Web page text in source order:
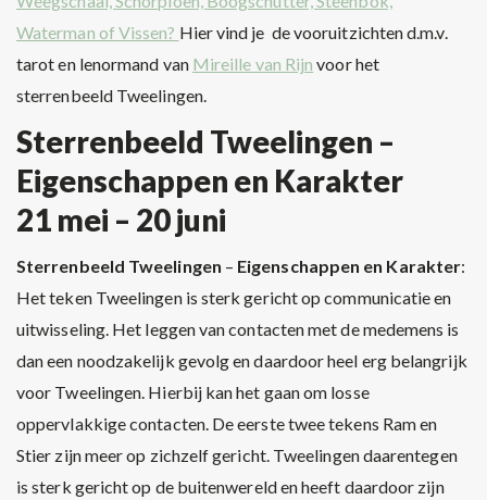
Waterman of Vissen? Hier vind je de vooruitzichten d.m.v.
tarot en lenormand van Mireille van Rijn voor het
sterrenbeeld Tweelingen.
Sterrenbeeld Tweelingen –
Eigenschappen en Karakter
21 mei – 20 juni
Sterrenbeeld Tweelingen – Eigenschappen en Karakter:
Het teken Tweelingen is sterk gericht op communicatie en
uitwisseling. Het leggen van contacten met de medemens is
dan een noodzakelijk gevolg en daardoor heel erg belangrijk
voor Tweelingen. Hierbij kan het gaan om losse
oppervlakkige contacten. De eerste twee tekens Ram en
Stier zijn meer op zichzelf gericht. Tweelingen daarentegen
is sterk gericht op de buitenwereld en heeft daardoor zijn